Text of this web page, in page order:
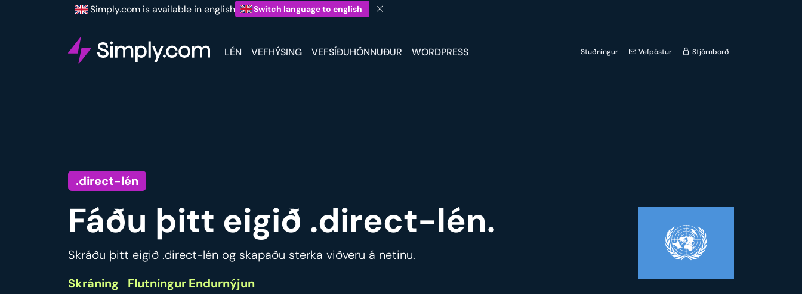
Simply.com is available in english Switch language to english
LÉN VEFHÝSING VEFSÍÐUHÖNNUÐUR WORDPRESS Stuðningur Vefpóstur Stjórnborð
.direct-lén
Fáðu þitt eigið .direct-lén.
Skráðu þitt eigið .direct-lén og skapaðu sterka viðveru á netinu.
Skráning
FlutningurEndurnýjun